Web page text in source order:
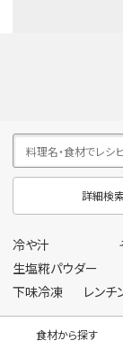
詳細検
冷や汁
生塩糀パウダー
下味冷凍
レンチ
食材から探す